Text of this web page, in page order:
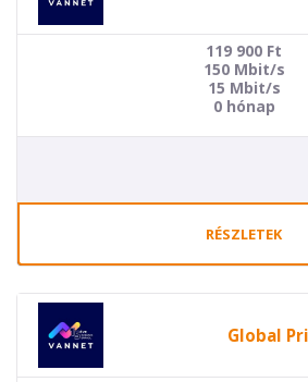
119 900 Ft
150 Mbit/s
15 Mbit/s
0 hónap
RÉSZLETEK
Global